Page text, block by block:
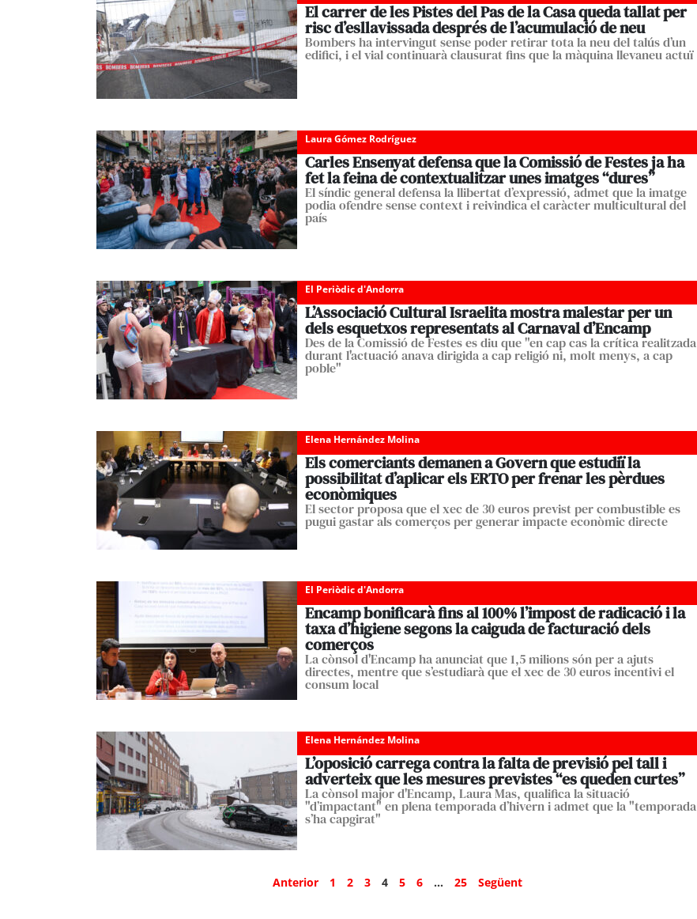
El carrer de les Pistes del Pas de la Casa queda tallat per
risc d’esllavissada després de l’acumulació de neu
Bombers ha intervingut sense poder retirar tota la neu del talús d’un
edifici, i el vial continuarà clausurat fins que la màquina llevaneu actuï
Laura Gómez Rodríguez
Carles Ensenyat defensa que la Comissió de Festes ja ha
fet la feina de contextualitzar unes imatges “dures”
El síndic general defensa la llibertat d’expressió, admet que la imatge
podia ofendre sense context i reivindica el caràcter multicultural del
país
El Periòdic d'Andorra
L’Associació Cultural Israelita mostra malestar per un
dels esquetxos representats al Carnaval d’Encamp
Des de la Comissió de Festes es diu que "en cap cas la crítica realitzada
durant l'actuació anava dirigida a cap religió ni, molt menys, a cap
poble"
Elena Hernández Molina
Els comerciants demanen a Govern que estudiï la
possibilitat d’aplicar els ERTO per frenar les pèrdues
econòmiques
El sector proposa que el xec de 30 euros previst per combustible es
pugui gastar als comerços per generar impacte econòmic directe
El Periòdic d'Andorra
Encamp bonificarà fins al 100% l’impost de radicació i la
taxa d’higiene segons la caiguda de facturació dels
comerços
La cònsol d'Encamp ha anunciat que 1,5 milions són per a ajuts
directes, mentre que s’estudiarà que el xec de 30 euros incentivi el
consum local
Elena Hernández Molina
L’oposició carrega contra la falta de previsió pel tall i
adverteix que les mesures previstes “es queden curtes”
La cònsol major d'Encamp, Laura Mas, qualifica la situació
"d’impactant" en plena temporada d’hivern i admet que la "temporada
s’ha capgirat"
Anterior 1 2 3 4 5 6 … 25 Següent